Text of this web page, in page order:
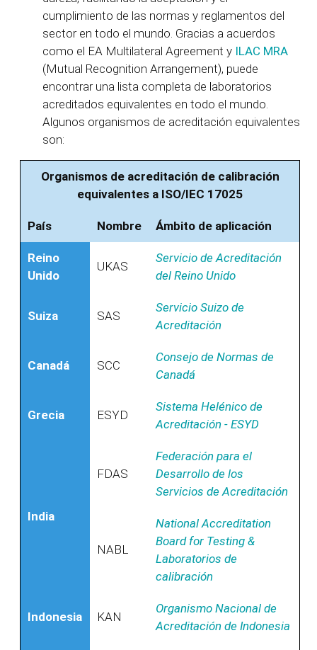
cumplimiento de las normas y reglamentos del
sector en todo el mundo. Gracias a acuerdos
como el EA Multilateral Agreement y ILAC MRA
(Mutual Recognition Arrangement), puede
encontrar una lista completa de laboratorios
acreditados equivalentes en todo el mundo.
Algunos organismos de acreditación equivalentes
son:
Organismos de acreditación de calibración
equivalentes a ISO/IEC 17025
País Nombre Ámbito de aplicación
Reino
Unido
UKAS
Servicio de Acreditación
del Reino Unido
Suiza SAS
Servicio Suizo de
Acreditación
Canadá SCC
Consejo de Normas de
Canadá
Grecia ESYD
Sistema Helénico de
Acreditación - ESYD
India
FDAS
Federación para el
Desarrollo de los
Servicios de Acreditación
NABL
National Accreditation
Board for Testing &
Laboratorios de
calibración
Indonesia KAN
Organismo Nacional de
Acreditación de Indonesia